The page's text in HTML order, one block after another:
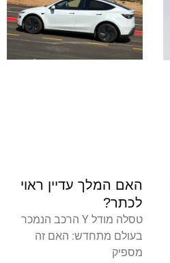
האם המלך עדיין ראוי
לכתר?
טסלה מודל Y הרכב הנמכר
בעולם מתחדש: האם זה
מספיק